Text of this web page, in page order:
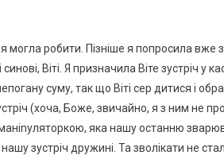
робити. Пізніше я попросила вже
Віті. Я призначила Віте зустріч
суму, так що Віті сер дитися і
(хоча, Боже, звичайно, я з ним не
яка нашу останню
зустріч дружині. Та зволікати не